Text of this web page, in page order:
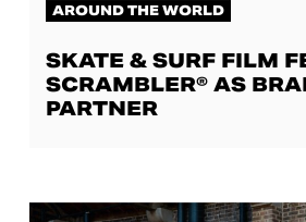
AROUND THE WORLD
SKATE & SURF FILM
SCRAMBLER® AS
PARTNER